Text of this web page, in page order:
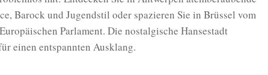
Barock und Jugendstil oder spazieren Sie in Brüssel vom
Parlament. Die nostalgische Hansestadt
einen entspannten Ausklang.